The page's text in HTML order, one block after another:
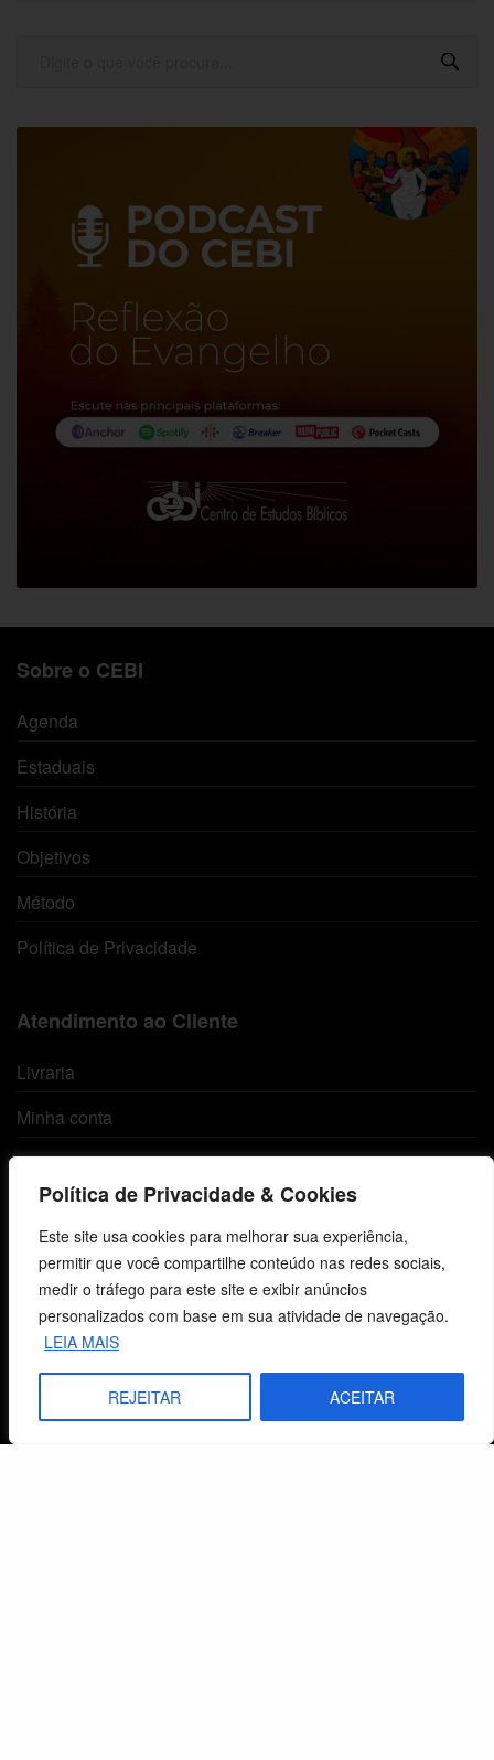
Política de Privacidade & Cookies
Este site usa cookies para melhorar sua experiência,
permitir que você compartilhe conteúdo nas redes sociais,
medir o tráfego para este site e exibir anúncios
personalizados com base em sua atividade de navegação.
LEIA MAIS
REJEITAR ACEITAR
Sobre o CEBI
Agenda
Estaduais
História
Objetivos
Método
Política de Privacidade
Atendimento ao Cliente
Livraria
Minha conta
Carrinho
Lista de Desejos
Termos e Condições
Centro de Estudos Bíblicos
CNPJ: 29.832.607/0001-10
São Leopoldo, RS, Brasil